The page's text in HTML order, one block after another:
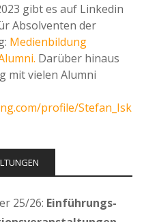
gibt es auf Linkedin
Absolventen der
Medienbildung
Darüber hinaus
mit vielen Alumni
profile/Stefan_Isk
25/26: Einführungs-